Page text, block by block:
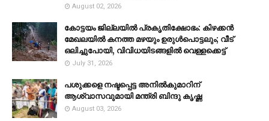
August 02, 2026
കോട്ടയം ജില്ലയില്‍ പ്രകൃതിക്ഷോഭം: കിഴക്കന്‍
മേഖലയില്‍ കനത്ത മഴയും ഉരുള്‍പൊട്ടലും; വീട്
ഒലിച്ചുപോയി, വിവിധയിടങ്ങളില്‍ വെള്ളക്കെട്ട്
July 31, 2026
പശുക്കളെ നഷ്ടപ്പെട്ട അനിൽകുമാറിന്
ആശ്വാസവുമായി മന്ത്രി ബിന്ദു കൃഷ്ണ
August 03, 2026